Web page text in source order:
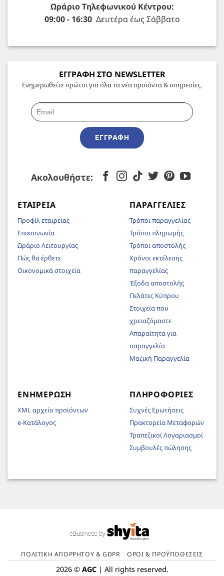
Ωράριο Τηλεφωνικού Κέντρου:
09:00 - 16:30Δευτέρα έως Σάββατο
ΕΓΓΡΑΦΗ ΣΤΟ NEWSLETTER
Ενημερωθείτε πρώτοι για όλα τα νέα προϊόντα & υπηρεσίες.
ΕΓΓΡΑΦΉ
Ακολουθήστε:
ΕΤΑΙΡΕΊΑ
Προφίλ εταιρείας
Επικοινωνία
Ωράριο Λειτουργίας
Πώς θα έρθετε
Οικονομικά στοιχεία
ΠΑΡΑΓΓΕΛΊΕΣ
Τρόποι παραγγελίας
Τρόποι πληρωμής
Τρόποι αποστολής
Χρόνοι εκτέλεσης
παραγγελίας
Έξοδα αποστολής
Πελάτες Κύπρου
Στοιχεία που
χρειαζόμαστε
Απαραίτητα για
παραγγελία
Μαζική Παραγγελία
ΕΝΗΜΈΡΩΣΗ
XML αρχείο προϊόντων
e-Κατάλογος
ΠΛΗΡΟΦΟΡΊΕΣ
Συχνές Ερωτήσεις
Πρακτορεία Μεταφορών
Τραπεζικοί Λογαριασμοί
Συμβουλές πώλησης
ΠΟΛΙΤΙΚΉ ΑΠΟΡΡΉΤΟΥ & GDPR ΌΡΟΙ & ΠΡΟΫΠΟΘΈΣΕΙΣ
2026 © AGC| All rights reserved.